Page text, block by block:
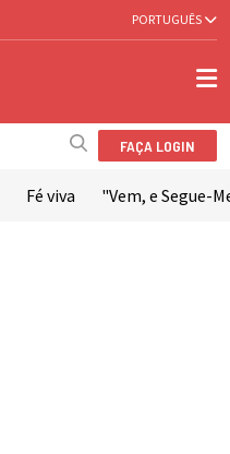
PORTUGUÊS
FAÇA LOGIN
Fé viva "Vem, e Segue-